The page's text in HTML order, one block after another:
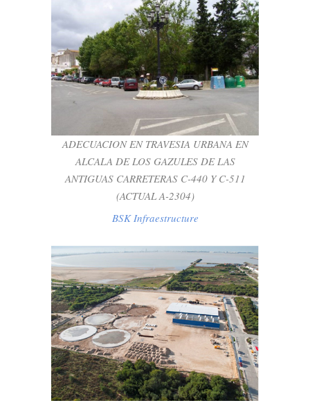
ADECUACION EN TRAVESIA URBANA EN
ALCALA DE LOS GAZULES DE LAS
ANTIGUAS CARRETERAS C-440 Y C-511
(ACTUAL A-2304)
BSK Infraestructure
ADECUACION EN TRAVESIA URBANA EN
ALCALA DE LOS GAZULES DE LAS
ANTIGUAS CARRETERAS C-440 Y C-511
(ACTUAL A-2304)
BSK Infraestructure
PISCIFACTORÍA “FUTUNA BLUE” FASE I,
EN EL PUERTO DE SANTA MARÍA
BSK Enviroment